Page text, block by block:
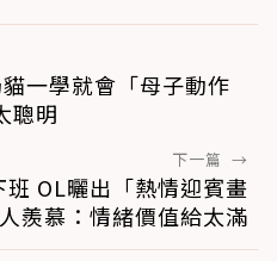
一學就會「母子動作
聰明
下一篇 →
OL曬出「熱情迎賓畫
羨慕：情緒價值給太滿